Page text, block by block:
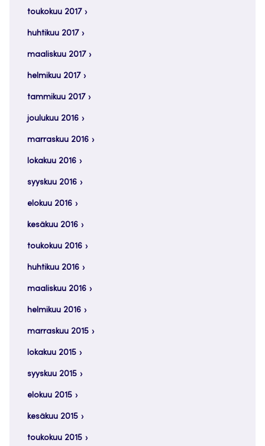
toukokuu 2017
huhtikuu 2017
maaliskuu 2017
helmikuu 2017
tammikuu 2017
joulukuu 2016
marraskuu 2016
lokakuu 2016
syyskuu 2016
elokuu 2016
kesäkuu 2016
toukokuu 2016
huhtikuu 2016
maaliskuu 2016
helmikuu 2016
marraskuu 2015
lokakuu 2015
syyskuu 2015
elokuu 2015
kesäkuu 2015
toukokuu 2015